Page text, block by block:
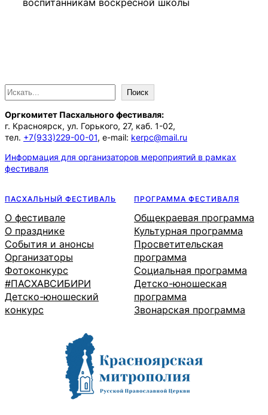
воспитанникам воскресной школы
П
о
и
с
к
Поиск
Оргкомитет Пасхального фестиваля:
г. Красноярск, ул. Горького, 27, каб. 1-02,
тел. +7(933)229-00-01, e-mail: kerpc@mail.ru
Информация для организаторов мероприятий в рамках
фестиваля
ПАСХАЛЬНЫЙ ФЕСТИВАЛЬ
О фестивале
О празднике
События и анонсы
Организаторы
Фотоконкурс
#ПАСХАВСИБИРИ
Детско-юношеский
конкурс
ПРОГРАММА ФЕСТИВАЛЯ
Общекраевая программа
Культурная программа
Просветительская
программа
Социальная программа
Детско-юношеская
программа
Звонарская программа